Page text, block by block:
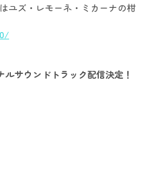
ユズ・レモーネ・ミカーナの柑
サウンドトラック配信決定！